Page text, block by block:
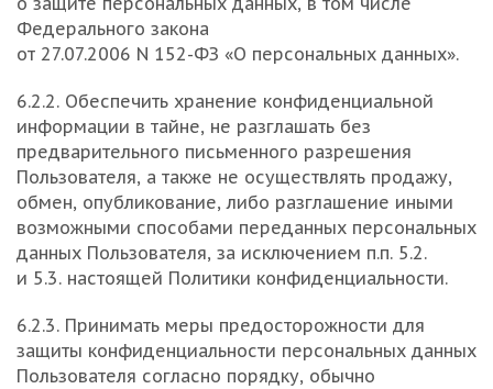
Федерального закона
от 27.07.2006 N 152-ФЗ «О персональных данных».
6.2.2. Обеспечить хранение конфиденциальной
информации в тайне, не разглашать без
предварительного письменного разрешения
Пользователя, а также не осуществлять продажу,
обмен, опубликование, либо разглашение иными
возможными способами переданных персональных
данных Пользователя, за исключением п.п. 5.2.
и 5.3. настоящей Политики конфиденциальности.
6.2.3. Принимать меры предосторожности для
защиты конфиденциальности персональных данных
Пользователя согласно порядку, обычно